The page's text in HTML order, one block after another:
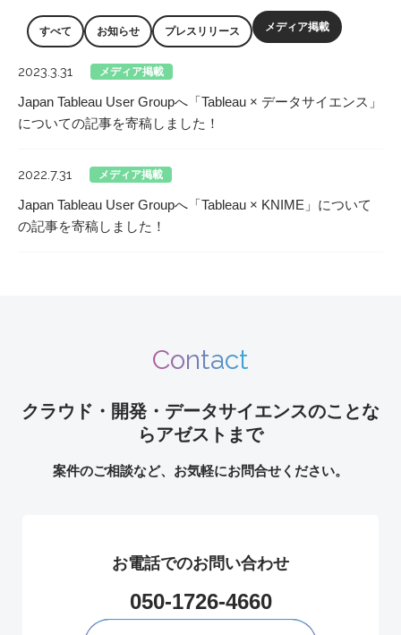
すべて お知らせ プレスリリース メディア掲載
2023.3.31 メディア掲載
Japan Tableau User Groupへ「Tableau × データサイエンス」
についての記事を寄稿しました！
2022.7.31 メディア掲載
Japan Tableau User Groupへ「Tableau × KNIME」について
の記事を寄稿しました！
Contact
クラウド・開発・データサイエンスのことな
らアゼストまで
案件のご相談など、お気軽にお問合せください。
お電話でのお問い合わせ
050-1726-4660